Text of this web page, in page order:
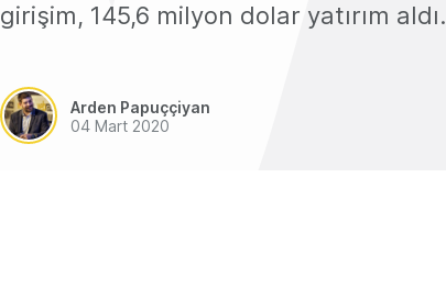
girişim, 145,6 milyon dolar yatırım aldı.
Arden Papuççiyan
04 Mart 2020